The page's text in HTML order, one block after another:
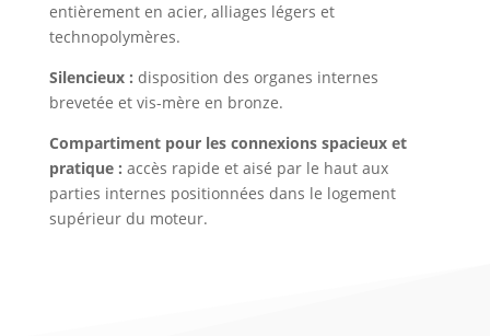
entièrement en acier, alliages légers et
technopolymères.
Silencieux : disposition des organes internes
brevetée et vis-mère en bronze.
Compartiment pour les connexions spacieux et
pratique : accès rapide et aisé par le haut aux
parties internes positionnées dans le logement
supérieur du moteur.